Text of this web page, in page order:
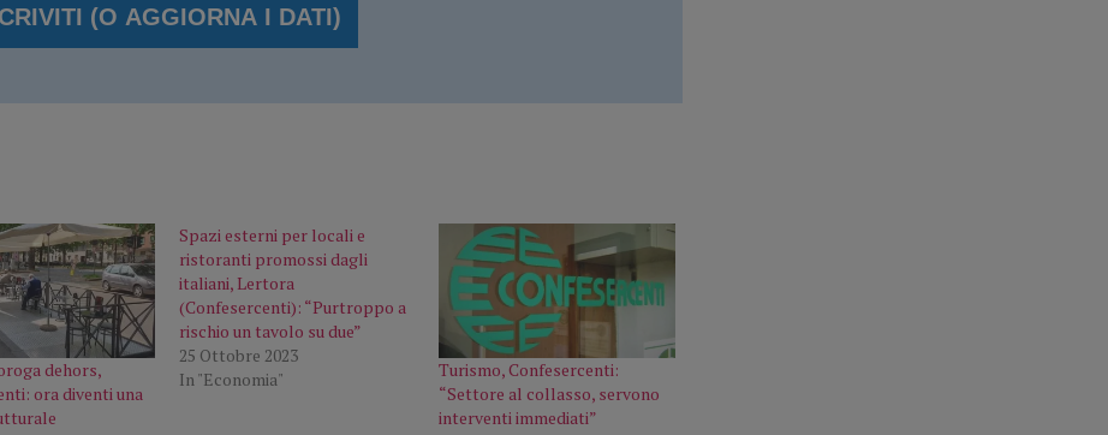
dehors,
ora diventi una
Spazi esterni per locali e
ristoranti promossi dagli
italiani, Lertora
(Confesercenti): “Purtroppo a
rischio un tavolo su due”
25 Ottobre 2023
In "Economia"
Turismo, Confesercenti:
“Settore al collasso, servono
interventi immediati”